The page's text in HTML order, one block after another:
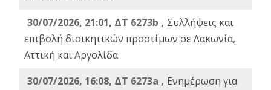
30/07/2026, 21:01, ΔΤ 6273b , Συλλήψεις και
επιβολή διοικητικών προστίμων σε Λακωνία,
Αττική και Αργολίδα
30/07/2026, 16:08, ΔΤ 6273a , Ενημέρωση για